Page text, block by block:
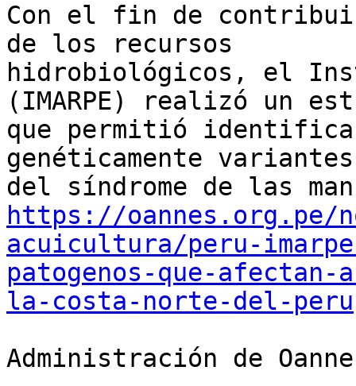
Con el fin de
de los recursos
hidrobiológicos, el
(IMARPE) realizó un
que permitió
genéticamente
https://oannes.org.pe/
acuicultura/peru-
patogenos-que-
la-costa-norte-del-peru
Administración de